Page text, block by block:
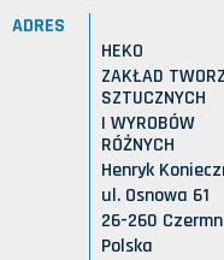
ADRES
HEKO
ZAKŁAD
SZTUCZNYCH
I WYROBÓW
RÓŻNYCH
Henryk
ul. Osnowa 61
26-260
Polska